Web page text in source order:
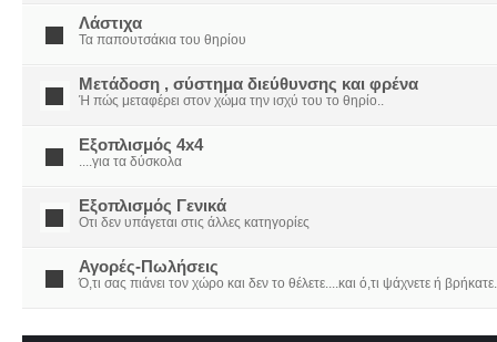
Λάστιχα
Τα παπουτσάκια του θηρίου
Μετάδοση , σύστημα διεύθυνσης και φρένα
Ή πώς μεταφέρει στον χώμα την ισχύ του το θηρίο..
Εξοπλισμός 4x4
....για τα δύσκολα
Εξοπλισμός Γενικά
Οτι δεν υπάγεται στις άλλες κατηγορίες
Αγορές-Πωλήσεις
Ό,τι σας πιάνει τον χώρο και δεν το θέλετε....και ό,τι ψάχνετε ή